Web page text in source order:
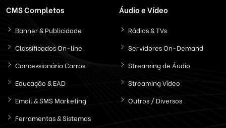
CMS Completos
Banner & Publicidade
Classificados On-line
Concessionária Carros
Educação & EAD
Email & SMS Marketing
Ferramentas & Sistemas
Áudio e Vídeo
Rádios & TVs
Servidores On-Demand
Streaming de Áudio
Streaming Vídeo
Outros / Diversos